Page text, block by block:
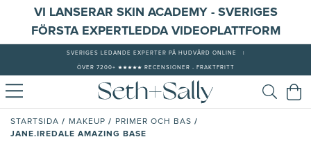
VI LANSERAR SKIN ACADEMY - SVERIGES
FÖRSTA EXPERTLEDDA VIDEOPLATTFORM
SVERIGES LEDANDE EXPERTER PÅ HUDVÅRD ONLINE
ÖVER 7200+ ★★★★★ RECENSIONER - FRAKTFRITT
STARTSIDA / MAKEUP / PRIMER OCH BAS /
JANE.IREDALE AMAZING BASE